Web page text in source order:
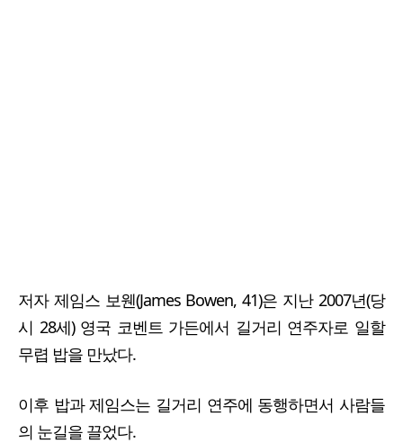
저자 제임스 보웬(James Bowen, 41)은 지난 2007년(당
시 28세) 영국 코벤트 가든에서 길거리 연주자로 일할
무렵 밥을 만났다.
이후 밥과 제임스는 길거리 연주에 동행하면서 사람들
의 눈길을 끌었다.